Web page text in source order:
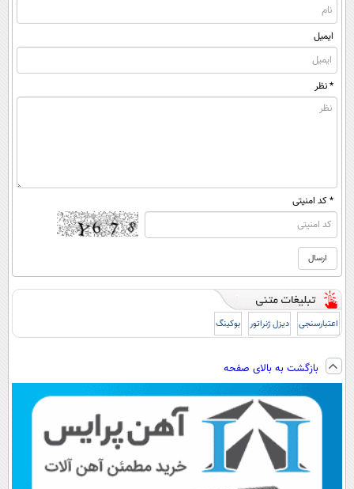
ایمیل
* نظر
* کد امنیتی
اعتبارسنجی دیزل ژنراتور بوکینگ
بازگشت به بالای صفحه